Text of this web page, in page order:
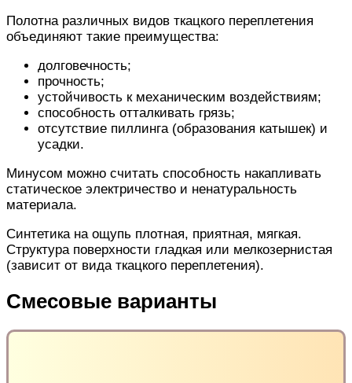
Полотна различных видов ткацкого переплетения
объединяют такие преимущества:
долговечность;
прочность;
устойчивость к механическим воздействиям;
способность отталкивать грязь;
отсутствие пиллинга (образования катышек) и
усадки.
Минусом можно считать способность накапливать
статическое электричество и ненатуральность
материала.
Синтетика на ощупь плотная, приятная, мягкая.
Структура поверхности гладкая или мелкозернистая
(зависит от вида ткацкого переплетения).
Смесовые варианты